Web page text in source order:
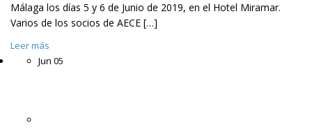
Málaga los días 5 y 6 de Junio de 2019, en el Hotel Miramar.
Varios de los socios de AECE […]
Leer más
Jun 05